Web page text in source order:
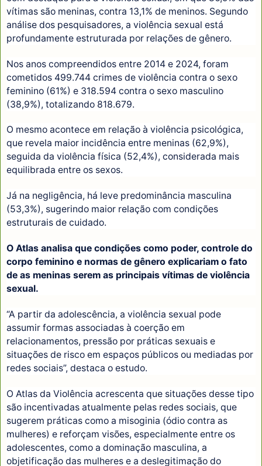
vítimas são meninas, contra 13,1% de meninos. Segundo
análise dos pesquisadores, a violência sexual está
profundamente estruturada por relações de gênero.
Nos anos compreendidos entre 2014 e 2024, foram
cometidos 499.744 crimes de violência contra o sexo
feminino (61%) e 318.594 contra o sexo masculino
(38,9%), totalizando 818.679.
O mesmo acontece em relação à violência psicológica,
que revela maior incidência entre meninas (62,9%),
seguida da violência física (52,4%), considerada mais
equilibrada entre os sexos.
Já na negligência, há leve predominância masculina
(53,3%), sugerindo maior relação com condições
estruturais de cuidado.
O Atlas analisa que condições como poder, controle do
corpo feminino e normas de gênero explicariam o fato
de as meninas serem as principais vítimas de violência
sexual.
“A partir da adolescência, a violência sexual pode
assumir formas associadas à coerção em
relacionamentos, pressão por práticas sexuais e
situações de risco em espaços públicos ou mediadas por
redes sociais”, destaca o estudo.
O Atlas da Violência acrescenta que situações desse tipo
são incentivadas atualmente pelas redes sociais, que
sugerem práticas como a misoginia (ódio contra as
mulheres) e reforçam visões, especialmente entre os
adolescentes, como a dominação masculina, a
objetificação das mulheres e a deslegitimação do